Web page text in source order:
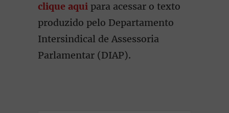
clique aqui para acessar o texto
produzido pelo Departamento
Intersindical de Assessoria
Parlamentar (DIAP).